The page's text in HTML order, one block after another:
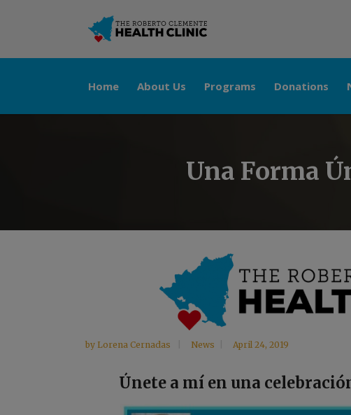
Home About Us Programs Donations
Una Forma
by Lorena Cernadas News April 24, 2019
Únete a mí en una